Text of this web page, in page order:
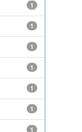
1
1
1
1
1
1
1